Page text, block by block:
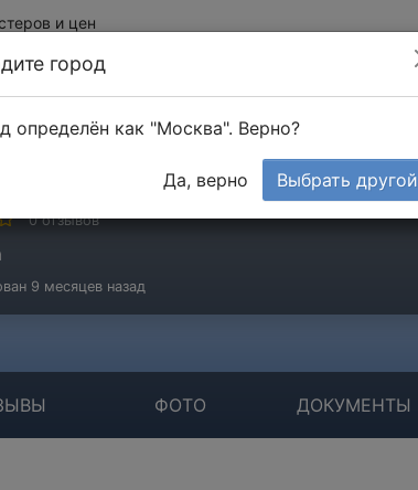
и цен
Нина
0 отзывов
9 месяцев назад
ФОТО ДОКУМЕНТЫ
город
определён как "Москва". Верно?
Да, верно Выбрать другой